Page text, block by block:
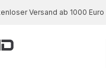
Versand ab 1000 Euro